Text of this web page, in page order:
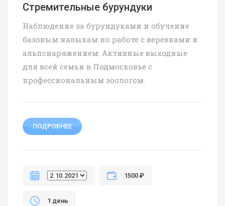
Стремительные бурундуки
Наблюдение за бурундуками и обучение
базовым навыкам по работе с веревками и
альпснаряжением. Активные выходные
для всей семьи в Подмосковье с
профессиональным зоологом.
ПОДРОБНЕЕ
1500 ₽
1 день